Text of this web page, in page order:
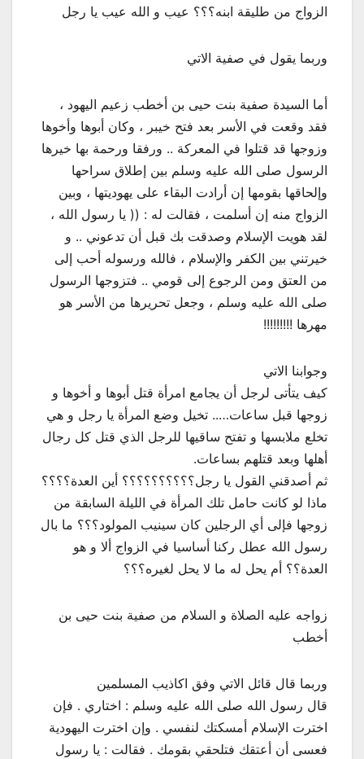
الزواج من طليقة ابنه؟؟؟ عيب و الله عيب يا رجل
وربما يقول في صفية الاتي
أما السيدة صفية بنت حيى بن أخطب زعيم اليهود ،
فقد وقعت في الأسر بعد فتح خيبر ، وكان أبوها وأخوها
وزوجها قد قتلوا في المعركة .. ورفقا ورحمة بها خيرها
الرسول صلى الله عليه وسلم بين إطلاق سراحها
وإلحاقها بقومها إن أرادت البقاء على يهوديتها ، وبين
الزواج منه إن أسلمت ، فقالت له : (( يا رسول الله ،
لقد هويت الإسلام وصدقت بك قبل أن تدعوني .. و
خيرتني بين الكفر والإسلام ، فالله ورسوله أحب إلى
من العتق ومن الرجوع إلى قومي .. فتزوجها الرسول
صلى الله عليه وسلم ، وجعل تحريرها من الأسر هو
مهرها !!!!!!!!!
وجوابنا الاتي
كيف يتأتى لرجل أن يجامع امرأة قتل أبوها و أخوها و
زوجها قبل ساعات….. تخيل وضع المرأة يا رجل و هي
تخلع ملابسها و تفتح ساقيها للرجل الذي قتل كل رجال
أهلها وبعد قتلهم بساعات.
ثم أصدقني القول يا رجل؟؟؟؟؟؟؟؟؟؟ أين العدة؟؟؟؟
ماذا لو كانت حامل تلك المرأة في الليلة السابقة من
زوجها فإلى أي الرجلين كان سينيب المولود؟؟؟ ما بال
رسول الله عطل ركنا أساسيا في الزواج ألا و هو
العدة؟؟ أم يحل له ما لا يحل لغيره؟؟؟
زواجه عليه الصلاة و السلام من صفية بنت حيى بن
أخطب
وربما قال قائل الاتي وفق اكاذيب المسلمين
قال رسول الله صلى الله عليه وسلم : اختاري . فإن
اخترت الإسلام أمسكتك لنفسي . وإن اخترت اليهودية
فعسى أن أعتقك فتلحقي بقومك . فقالت : يا رسول